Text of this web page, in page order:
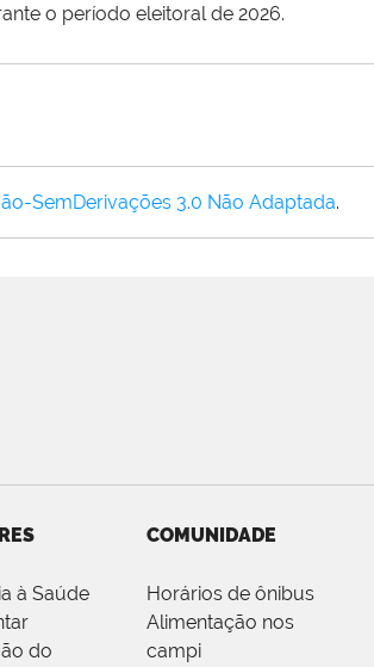
o período eleitoral de 2026.
SemDerivações 3.0 Não Adaptada.
à Saúde
do
COMUNIDADE
Horários de ônibus
Alimentação nos
campi